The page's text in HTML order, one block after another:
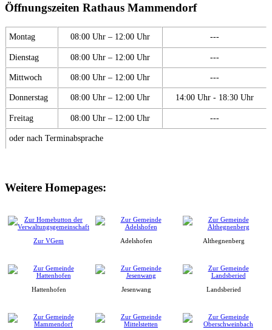
Öffnungszeiten Rathaus Mammendorf
Montag 08:00 Uhr – 12:00 Uhr ---
Dienstag 08:00 Uhr – 12:00 Uhr ---
Mittwoch 08:00 Uhr – 12:00 Uhr ---
Donnerstag 08:00 Uhr – 12:00 Uhr 14:00 Uhr - 18:30 Uhr
Freitag 08:00 Uhr – 12:00 Uhr ---
oder nach Terminabsprache
Weitere Homepages:
Zur VGem Adelshofen Althegnenberg
Hattenhofen Jesenwang Landsberied